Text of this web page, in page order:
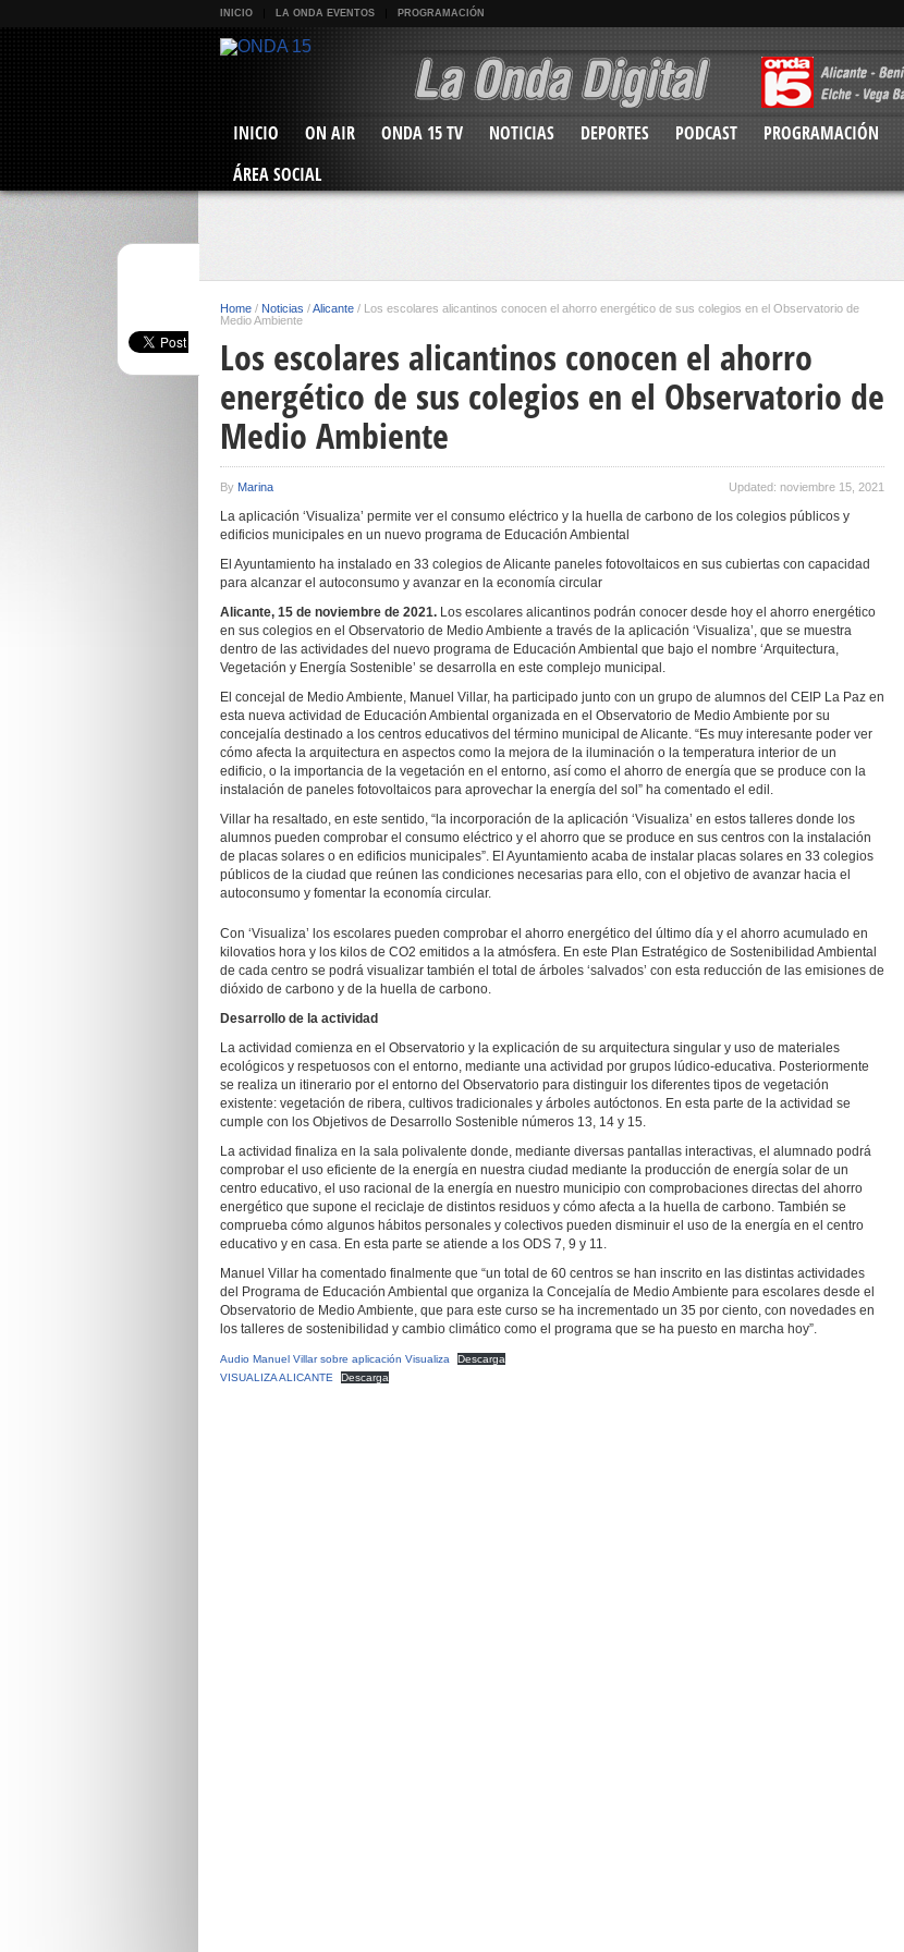
INICIO LA ONDA EVENTOS PROGRAMACIÓN
INICIO ON AIR ONDA 15 TV NOTICIAS DEPORTES PODCAST PROGRAMACIÓN
ÁREA SOCIAL
Home / Noticias /Alicante / Los escolares alicantinos conocen el ahorro energético de sus colegios en el Observatorio de
Medio Ambiente
Los escolares alicantinos conocen el ahorro
energético de sus colegios en el Observatorio de
Medio Ambiente
By Marina Updated: noviembre 15, 2021
La aplicación ‘Visualiza’ permite ver el consumo eléctrico y la huella de carbono de los colegios públicos y
edificios municipales en un nuevo programa de Educación Ambiental
El Ayuntamiento ha instalado en 33 colegios de Alicante paneles fotovoltaicos en sus cubiertas con capacidad
para alcanzar el autoconsumo y avanzar en la economía circular
Alicante, 15 de noviembre de 2021. Los escolares alicantinos podrán conocer desde hoy el ahorro energético
en sus colegios en el Observatorio de Medio Ambiente a través de la aplicación ‘Visualiza’, que se muestra
dentro de las actividades del nuevo programa de Educación Ambiental que bajo el nombre ‘Arquitectura,
Vegetación y Energía Sostenible’ se desarrolla en este complejo municipal.
El concejal de Medio Ambiente, Manuel Villar, ha participado junto con un grupo de alumnos del CEIP La Paz en
esta nueva actividad de Educación Ambiental organizada en el Observatorio de Medio Ambiente por su
concejalía destinado a los centros educativos del término municipal de Alicante. “Es muy interesante poder ver
cómo afecta la arquitectura en aspectos como la mejora de la iluminación o la temperatura interior de un
edificio, o la importancia de la vegetación en el entorno, así como el ahorro de energía que se produce con la
instalación de paneles fotovoltaicos para aprovechar la energía del sol” ha comentado el edil.
Villar ha resaltado, en este sentido, “la incorporación de la aplicación ‘Visualiza’ en estos talleres donde los
alumnos pueden comprobar el consumo eléctrico y el ahorro que se produce en sus centros con la instalación
de placas solares o en edificios municipales”. El Ayuntamiento acaba de instalar placas solares en 33 colegios
públicos de la ciudad que reúnen las condiciones necesarias para ello, con el objetivo de avanzar hacia el
autoconsumo y fomentar la economía circular.
Con ‘Visualiza’ los escolares pueden comprobar el ahorro energético del último día y el ahorro acumulado en
kilovatios hora y los kilos de CO2 emitidos a la atmósfera. En este Plan Estratégico de Sostenibilidad Ambiental
de cada centro se podrá visualizar también el total de árboles ‘salvados’ con esta reducción de las emisiones de
dióxido de carbono y de la huella de carbono.
Desarrollo de la actividad
La actividad comienza en el Observatorio y la explicación de su arquitectura singular y uso de materiales
ecológicos y respetuosos con el entorno, mediante una actividad por grupos lúdico-educativa. Posteriormente
se realiza un itinerario por el entorno del Observatorio para distinguir los diferentes tipos de vegetación
existente: vegetación de ribera, cultivos tradicionales y árboles autóctonos. En esta parte de la actividad se
cumple con los Objetivos de Desarrollo Sostenible números 13, 14 y 15.
La actividad finaliza en la sala polivalente donde, mediante diversas pantallas interactivas, el alumnado podrá
comprobar el uso eficiente de la energía en nuestra ciudad mediante la producción de energía solar de un
centro educativo, el uso racional de la energía en nuestro municipio con comprobaciones directas del ahorro
energético que supone el reciclaje de distintos residuos y cómo afecta a la huella de carbono. También se
comprueba cómo algunos hábitos personales y colectivos pueden disminuir el uso de la energía en el centro
educativo y en casa. En esta parte se atiende a los ODS 7, 9 y 11.
Manuel Villar ha comentado finalmente que “un total de 60 centros se han inscrito en las distintas actividades
del Programa de Educación Ambiental que organiza la Concejalía de Medio Ambiente para escolares desde el
Observatorio de Medio Ambiente, que para este curso se ha incrementado un 35 por ciento, con novedades en
los talleres de sostenibilidad y cambio climático como el programa que se ha puesto en marcha hoy”.
Audio Manuel Villar sobre aplicación Visualiza
Descarga
VISUALIZA ALICANTE
Descarga